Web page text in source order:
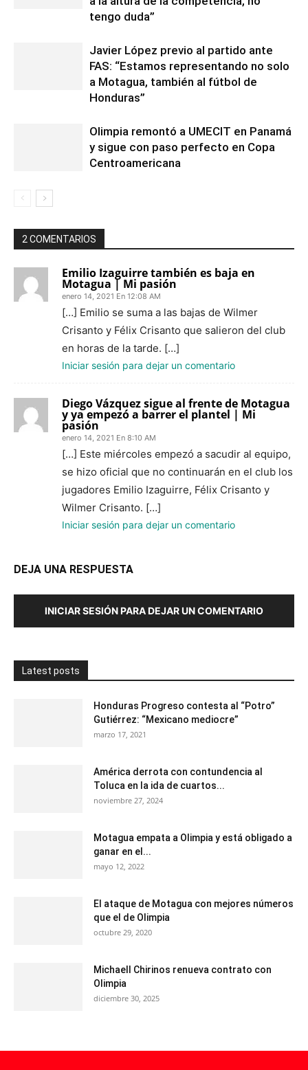
tengo duda”
Javier López previo al partido ante
FAS: “Estamos representando no solo
a Motagua, también al fútbol de
Honduras”
Olimpia remontó a UMECIT en Panamá
y sigue con paso perfecto en Copa
Centroamericana
2 COMENTARIOS
Emilio Izaguirre también es baja en
Motagua | Mi pasión
enero 14, 2021 En 12:08 AM
[…] Emilio se suma a las bajas de Wilmer
Crisanto y Félix Crisanto que salieron del club
en horas de la tarde. […]
Iniciar sesión para dejar un comentario
Diego Vázquez sigue al frente de Motagua
y ya empezó a barrer el plantel | Mi
pasión
enero 14, 2021 En 8:10 AM
[…] Este miércoles empezó a sacudir al equipo,
se hizo oficial que no continuarán en el club los
jugadores Emilio Izaguirre, Félix Crisanto y
Wilmer Crisanto. […]
Iniciar sesión para dejar un comentario
DEJA UNA RESPUESTA
INICIAR SESIÓN PARA DEJAR UN COMENTARIO
Latest posts
Honduras Progreso contesta al “Potro”
Gutiérrez: “Mexicano mediocre”
marzo 17, 2021
América derrota con contundencia al
Toluca en la ida de cuartos...
noviembre 27, 2024
Motagua empata a Olimpia y está obligado a
ganar en el...
mayo 12, 2022
El ataque de Motagua con mejores números
que el de Olimpia
octubre 29, 2020
Michaell Chirinos renueva contrato con
Olimpia
diciembre 30, 2025